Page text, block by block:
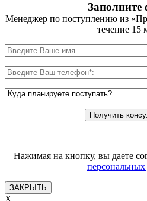
Заполните
Менеджер по поступлению из
течение 15
Нажимая на кнопку, вы даете
ЗАКРЫТЬ